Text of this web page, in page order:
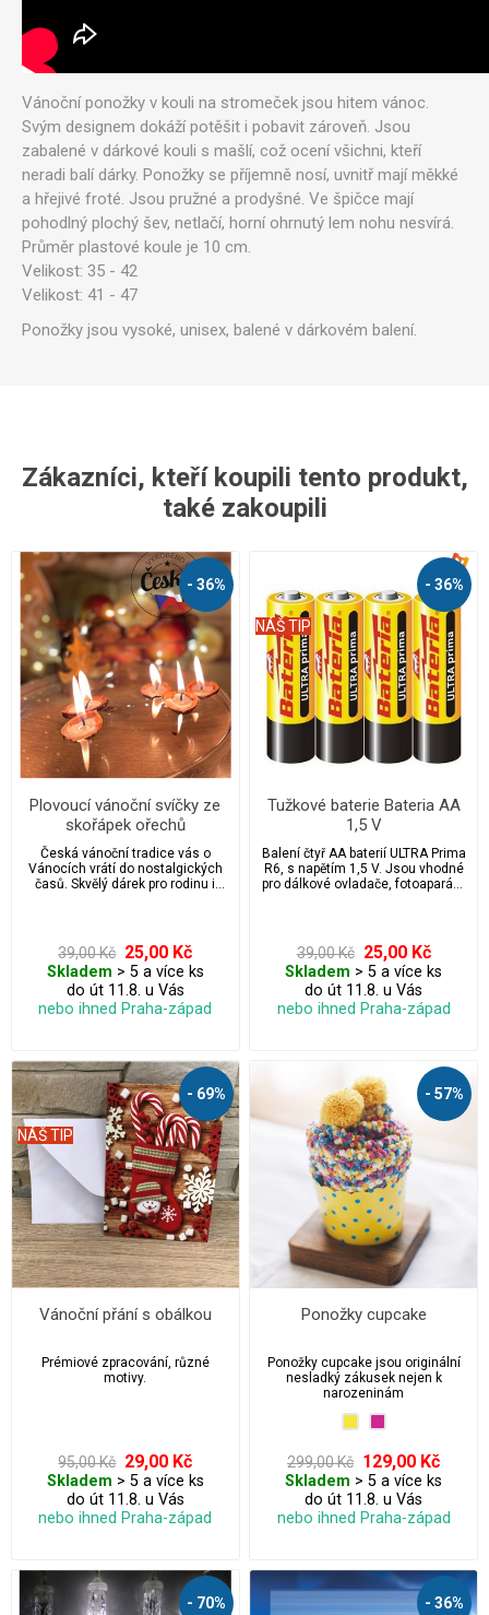
Vánoční ponožky v kouli na stromeček jsou hitem vánoc.
Svým designem dokáží potěšit i pobavit zároveň. Jsou
zabalené v dárkové kouli s mašlí, což ocení všichni, kteří
neradi balí dárky. Ponožky se příjemně nosí, uvnitř mají měkké
a hřejivé froté. Jsou pružné a prodyšné. Ve špičce mají
pohodlný plochý šev, netlačí, horní ohrnutý lem nohu nesvírá.
Průměr plastové koule je 10 cm.
Velikost: 35 - 42
Velikost: 41 - 47
Ponožky jsou vysoké, unisex, balené v dárkovém balení.
Zákazníci, kteří koupili tento produkt,
také zakoupili
- 36%
Plovoucí vánoční svíčky ze
skořápek ořechů
Česká vánoční tradice vás o
Vánocích vrátí do nostalgických
časů. Skvělý dárek pro rodinu i
partnery.
39,00 Kč 25,00 Kč
Skladem > 5 a více ks
do út 11.8. u Vás
nebo ihned Praha-západ
- 36%
NÁŠ TIP
Tužkové baterie Bateria AA
1,5 V
Balení čtyř AA baterií ULTRA Prima
R6, s napětím 1,5 V. Jsou vhodné
pro dálkové ovladače, fotoaparáty,
39,00 Kč 25,00 Kč
Skladem > 5 a více ks
do út 11.8. u Vás
nebo ihned Praha-západ
- 69%
NÁŠ TIP
Vánoční přání s obálkou
Prémiové zpracování, různé
motivy.
95,00 Kč 29,00 Kč
Skladem > 5 a více ks
do út 11.8. u Vás
nebo ihned Praha-západ
- 57%
Ponožky cupcake
Ponožky cupcake jsou originální
nesladký zákusek nejen k
narozeninám
299,00 Kč 129,00 Kč
Skladem > 5 a více ks
do út 11.8. u Vás
nebo ihned Praha-západ
- 70% - 36%